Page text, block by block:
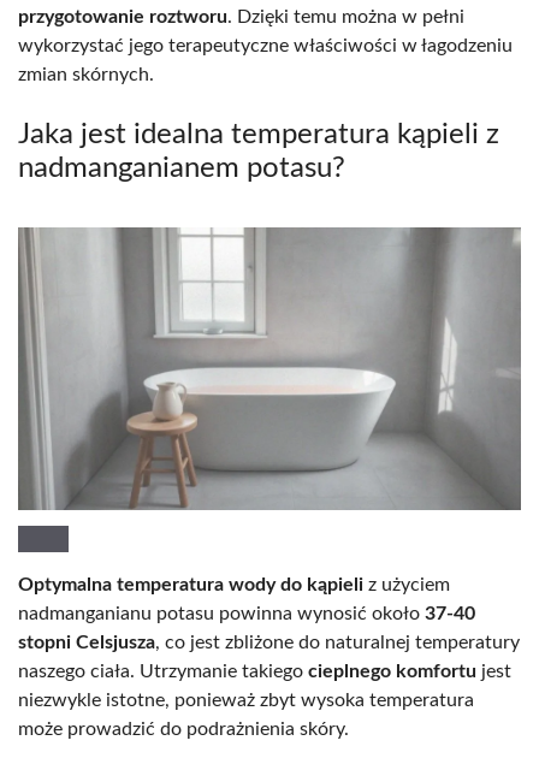
przygotowanie roztworu. Dzięki temu można w pełni
wykorzystać jego terapeutyczne właściwości w łagodzeniu
zmian skórnych.
Jaka jest idealna temperatura kąpieli z
nadmanganianem potasu?
Optymalna temperatura wody do kąpieli z użyciem
nadmanganianu potasu powinna wynosić około 37-40
stopni Celsjusza, co jest zbliżone do naturalnej temperatury
naszego ciała. Utrzymanie takiego cieplnego komfortu jest
niezwykle istotne, ponieważ zbyt wysoka temperatura
może prowadzić do podrażnienia skóry.